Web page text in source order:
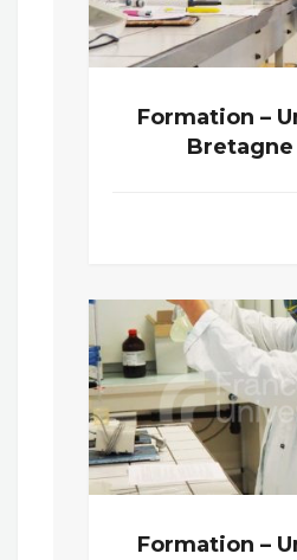
Formation –
Bretagne
Formation –